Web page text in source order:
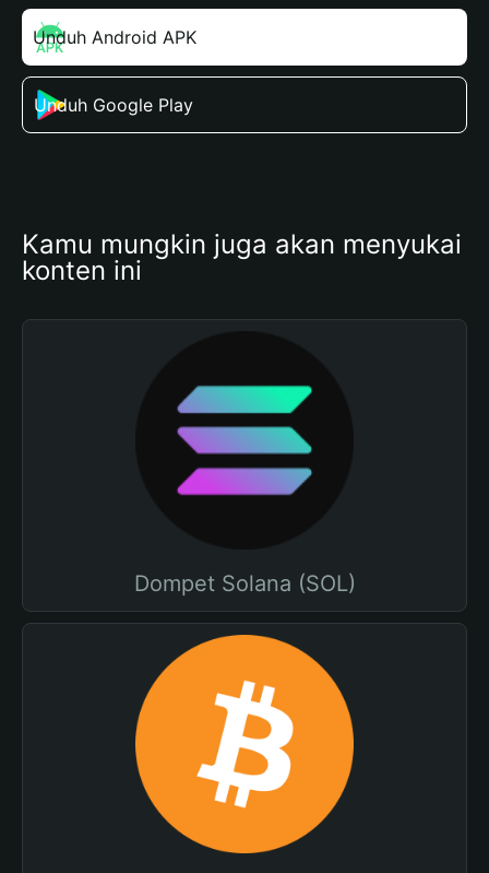
Unduh Android APK
Unduh Google Play
Kamu mungkin juga akan menyukai
konten ini
Dompet Solana (SOL)